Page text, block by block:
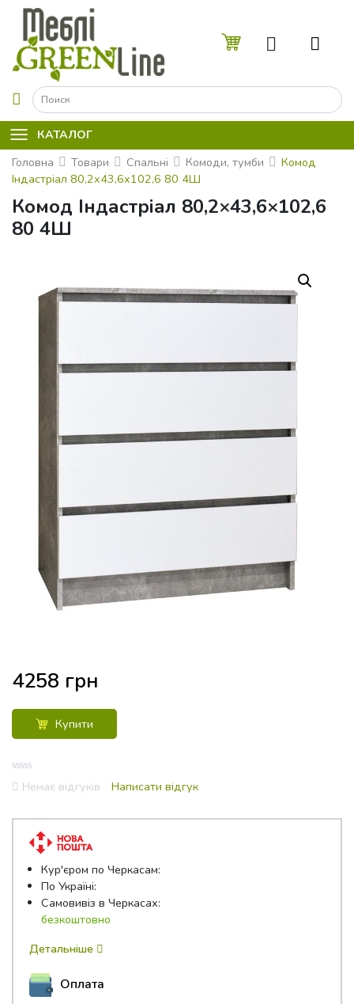
☰
КАТАЛОГ
Головна
Товари Спальні Комоди, тумби
Комод
Індастріал 80,2x43,6x102,6 80 4Ш
Комод Індастріал 80,2×43,6×102,6
80 4Ш
4258 грн
Купити
0
outНемає відгуків Написати відгук
Кур'єром по Черкасам:
По Україні:
Самовивіз в Черкасах:
безкоштовно
Детальніше
Оплата